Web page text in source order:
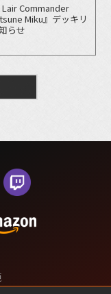
Lair Commander
Miku』デッキリ
らせ